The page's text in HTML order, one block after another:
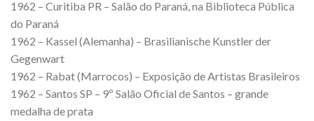
1962 – Curitiba PR – Salão do Paraná, na Biblioteca Pública
do Paraná
1962 – Kassel (Alemanha) – Brasilianische Kunstler der
Gegenwart
1962 – Rabat (Marrocos) – Exposição de Artistas Brasileiros
1962 – Santos SP – 9º Salão Oficial de Santos – grande
medalha de prata